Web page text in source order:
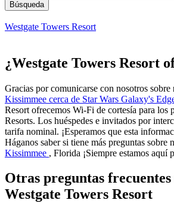
Westgate Towers Resort
¿Westgate Towers Resort
Gracias por comunicarse con nosotros sobre
Kissimmee cerca de Star Wars Galaxy's
Resort ofrecemos Wi-Fi de cortesía para los
Resorts. Los huéspedes e invitados por
tarifa nominal. ¡Esperamos que esta
Háganos saber si tiene más preguntas sobre
Kissimmee , Florida ¡Siempre estamos aquí
Otras preguntas
Westgate Towers Resort